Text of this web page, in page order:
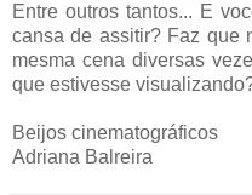
Entre outros tantos... E
cansa de assitir? Faz que
mesma cena diversas
que estivesse
Beijos cinematográficos
Adriana Balreira